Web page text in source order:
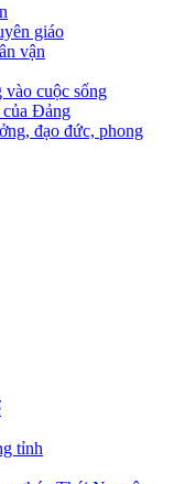
giáo
vận
cuộc sống
của Đảng
đạo đức, phong
tỉnh